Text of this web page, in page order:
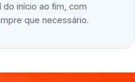
início ao fim, com
que necessário.